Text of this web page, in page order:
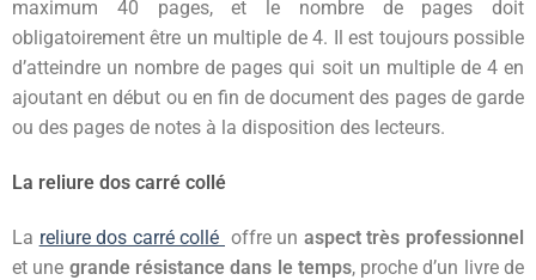
maximum 40 pages, et le nombre de pages doit
obligatoirement être un multiple de 4. Il est toujours possible
d’atteindre un nombre de pages qui soit un multiple de 4 en
ajoutant en début ou en fin de document des pages de garde
ou des pages de notes à la disposition des lecteurs.
La reliure dos carré collé
La reliure dos carré collé offre un aspect très professionnel
et une grande résistance dans le temps, proche d’un livre de